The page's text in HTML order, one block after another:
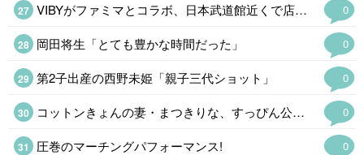
0
VIBYがファミマとコラボ、日本武道館近くで店舗ラッピング&限定
0
岡田将生「とても豊かな時間だった」
0
第2子出産の西野未姫「親子三代ショット」
0
コットンきょんの妻・まつきりな、すっぴん公開&肌の悩み告白「お肌綺麗すぎる」
0
圧巻のマーチングパフォーマンス!